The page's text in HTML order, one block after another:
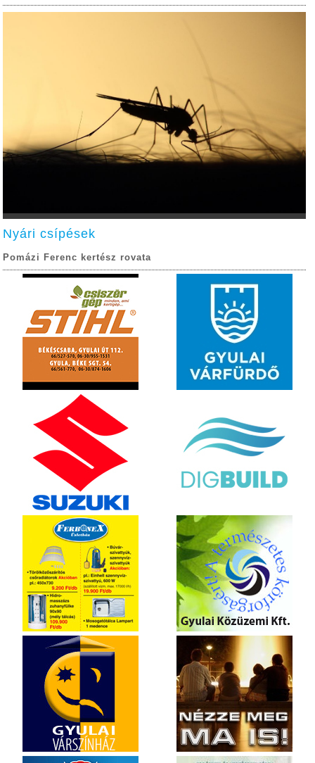
Nyári csípések
Pomázi Ferenc kertész rovata